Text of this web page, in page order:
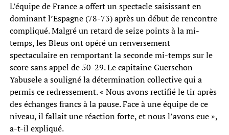
L’équipe de France a offert un spectacle saisissant en
dominant l’Espagne (78-73) après un début de rencontre
compliqué. Malgré un retard de seize points à la mi-
temps, les Bleus ont opéré un renversement
spectaculaire en remportant la seconde mi-temps sur le
score sans appel de 50-29. Le capitaine Guerschon
Yabusele a souligné la détermination collective qui a
permis ce redressement. « Nous avons rectifié le tir après
des échanges francs à la pause. Face à une équipe de ce
niveau, il fallait une réaction forte, et nous l’avons eue »,
a-t-il expliqué.